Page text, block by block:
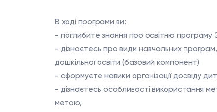
В ході програми ви:
- поглибите знання про освітню програму
- дізнаєтесь про види навчальних
дошкільної освіти (базовий компонент).
- сформуєте навики організації досвіду
- дізнаєтесь особливості використання
метою,